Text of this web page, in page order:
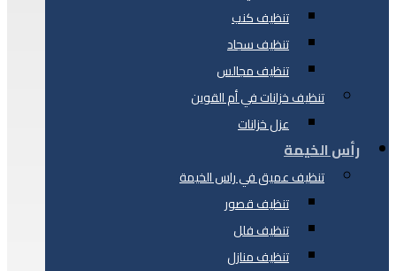
تنظيف كنب
تنظيف سجاد
تنظيف مجالس
تنظيف خزانات في أم القوين
عزل خزانات
رأس الخيمة
تنظيف عميق في راس الخيمة
تنظيف قصور
تنظيف فلل
تنظيف منازل